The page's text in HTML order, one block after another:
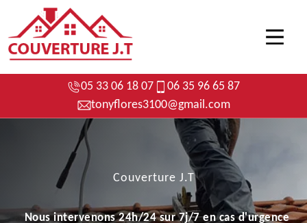
05 33 06 18 07
06 35 96 65 87
tonyflores3100@gmail.com
Couverture J.T
Nous intervenons 24h/24 sur 7j/7 en cas d'urgence